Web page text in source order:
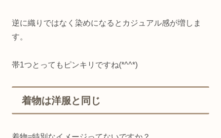
逆に織りではなく染めになるとカジュアル感が増しま
す。
帯1つとってもピンキリですね(*^^*)
着物は洋服と同じ